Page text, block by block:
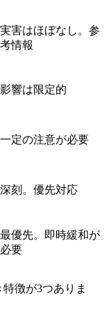
実害はほぼなし。参
考情報
影響は限定的
一定の注意が必要
深刻。優先対応
最優先。即時緩和が
必要
徴が3つありま